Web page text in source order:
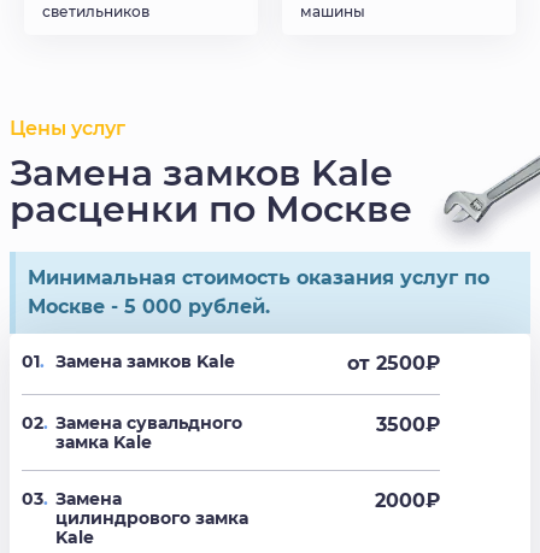
светильников
машины
Цены услуг
Замена замков Kale
расценки по Москве
Минимальная стоимость оказания услуг по
Москве - 5 000 рублей.
01. Замена замков Kale от 2500₽
02. Замена сувальдного
замка Kale
3500₽
03. Замена
цилиндрового замка
Kale
2000₽